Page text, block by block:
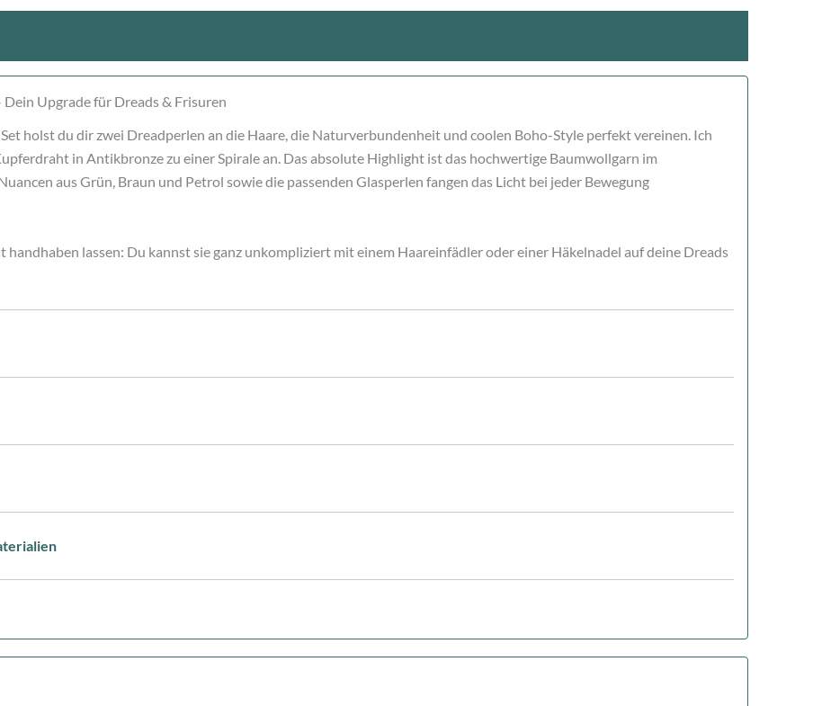
Upgrade für Dreads & Frisuren
holst du dir zwei Dreadperlen an die Haare, die Naturverbundenheit und coolen Boho-Style perfekt vereinen. Ich
in Antikbronze zu einer Spirale an. Das absolute Highlight ist das hochwertige Baumwollgarn im
aus Grün, Braun und Petrol sowie die passenden Glasperlen fangen das Licht bei jeder Bewegung
handhaben lassen: Du kannst sie ganz unkompliziert mit einem Haareinfädler oder einer Häkelnadel auf deine Dreads